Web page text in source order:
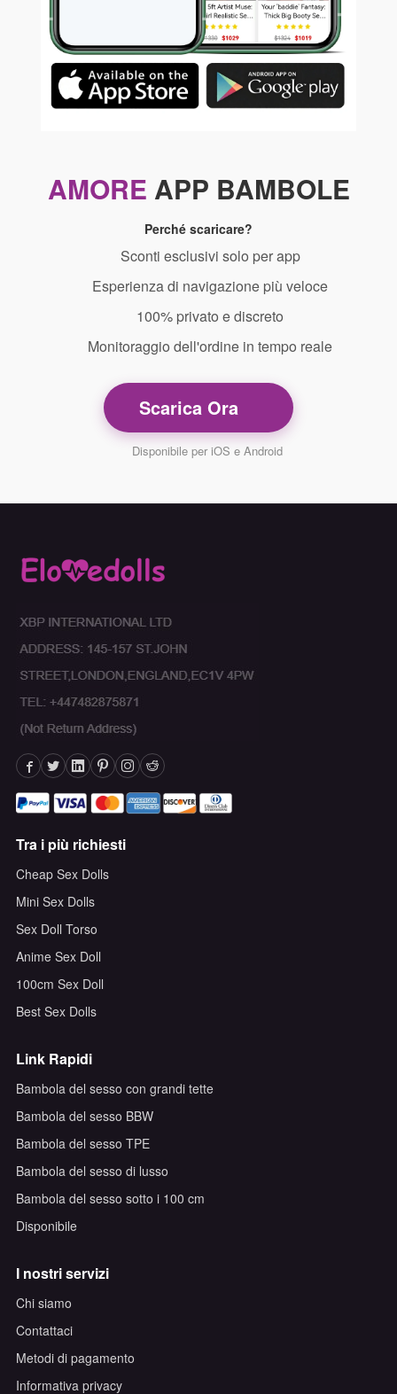
AMORE APP BAMBOLE
Perché scaricare?
Sconti esclusivi solo per app
Esperienza di navigazione più veloce
100% privato e discreto
Monitoraggio dell'ordine in tempo reale
Scarica Ora
Disponibile per iOS e Android
Tra i più richiesti
Cheap Sex Dolls
Mini Sex Dolls
Sex Doll Torso
Anime Sex Doll
100cm Sex Doll
Best Sex Dolls
Link Rapidi
Bambola del sesso con grandi tette
Bambola del sesso BBW
Bambola del sesso TPE
Bambola del sesso di lusso
Bambola del sesso sotto i 100 cm
Disponibile
I nostri servizi
Chi siamo
Contattaci
Metodi di pagamento
Informativa privacy